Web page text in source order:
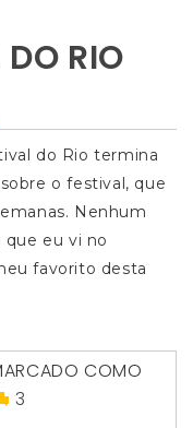
RIO
do Rio termina
o festival, que
Nenhum
eu vi no
favorito desta
COMO
3